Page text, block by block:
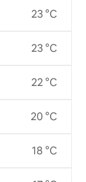
23 °C
23 °C
22 °C
20 °C
18 °C